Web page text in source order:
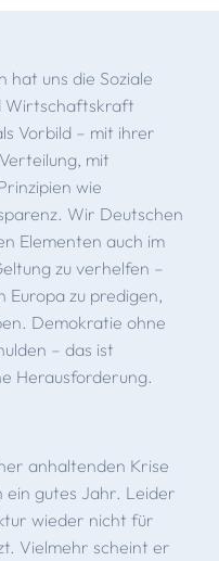
hat uns die Soziale
Wirtschaftskraft
Vorbild – mit ihrer
mit
wie
Wir Deutschen
Elementen auch im
zu verhelfen –
Europa zu predigen,
Demokratie ohne
– das ist
Herausforderung.
anhaltenden Krise
gutes Jahr. Leider
wieder nicht für
Vielmehr scheint er